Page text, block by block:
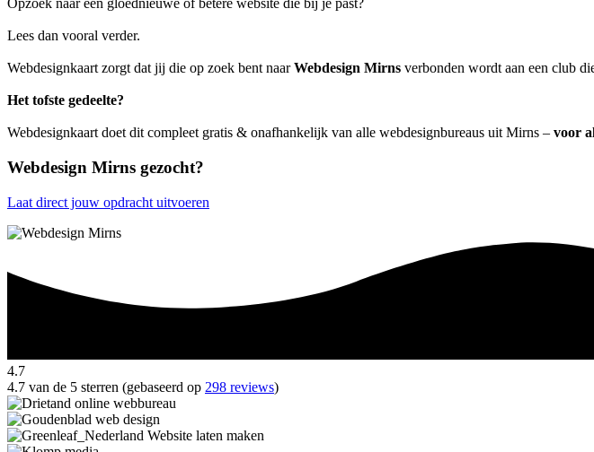
Opzoek naar een gloednieuwe of betere website die bij je past?
Lees dan vooral verder.
Webdesignkaart zorgt dat jij die op zoek bent naarWebdesign Mirns verbonden wordt aan een club
Het tofste gedeelte?
Webdesignkaart doet dit compleet gratis & onafhankelijk van alle webdesignbureaus uit Mirns – voor
Webdesign Mirns gezocht?
Laat direct jouw opdracht uitvoeren
4.7
4.7 van de 5 sterren (gebaseerd op 298 reviews)